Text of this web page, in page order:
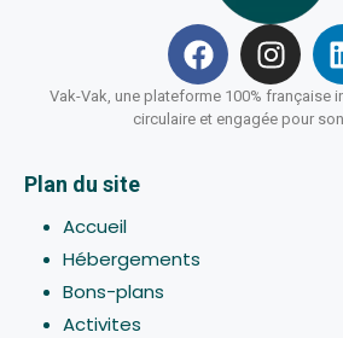
Vak-Vak, une plateforme 100% française
circulaire et engagée pour
Plan du site
Accueil
Hébergements
Bons-plans
Activites